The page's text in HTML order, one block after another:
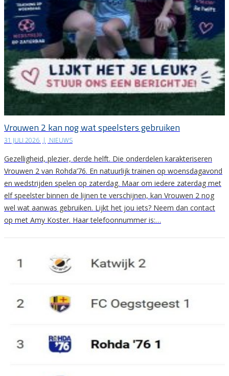
Vrouwen 2 kan nog wat speelsters gebruiken
31 JULI 2026 | NIEUWS
Gezelligheid, plezier, derde helft. Die onderdelen karakteriseren
Vrouwen 2 van Rohda’76. En natuurlijk trainen op woensdagavond
en wedstrijden spelen op zaterdag. Maar om iedere zaterdag met
elf speelster binnen de lijnen te verschijnen, kan Vrouwen 2 nog
wel wat aanwas gebruiken. Lijkt het jou iets? Neem dan contact
op met Amy Koster. Haar telefoonnummer is:…